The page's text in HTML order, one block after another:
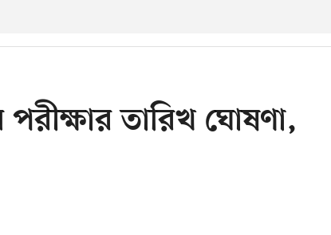
পরীক্ষার তারিখ ঘোষণা,